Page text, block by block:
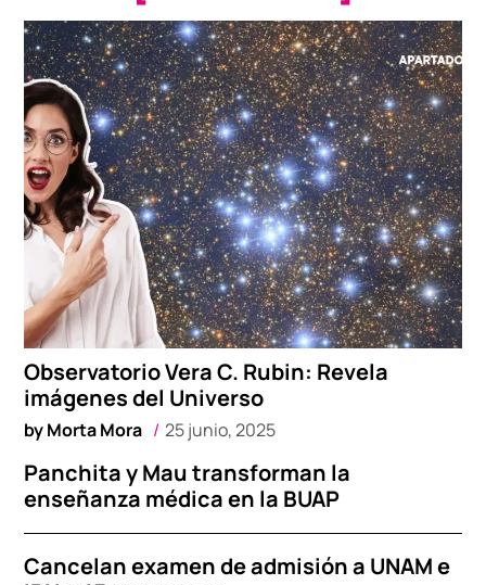
Observatorio Vera C. Rubin: Revela
imágenes del Universo
byMorta Mora 25 junio, 2025
Panchita y Mau transforman la
enseñanza médica en la BUAP
Cancelan examen de admisión a UNAM e